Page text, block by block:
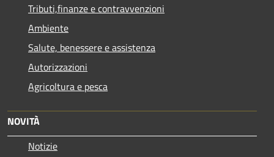
Tributi,finanze e contravvenzioni
Ambiente
Salute, benessere e assistenza
Autorizzazioni
Agricoltura e pesca
NOVITÀ
Notizie